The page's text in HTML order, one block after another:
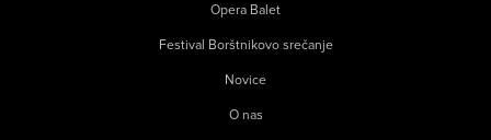
Opera Balet
Festival Borštnikovo srečanje
Novice
O nas